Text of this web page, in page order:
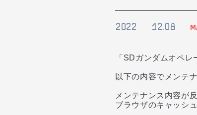
2022 12.08
「SDガンダムオペレ
以下の内容でメンテ
メンテナンス内容が
ブラウザのキャッシ